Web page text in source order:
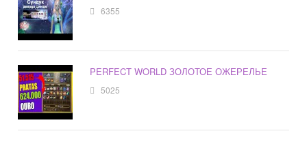
6355
PERFECT WORLD ЗОЛОТОЕ ОЖЕРЕЛЬЕ
5025